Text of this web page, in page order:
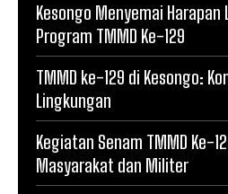
Kesongo Menyemai
Program TMMD Ke-129
TMMD ke-129 di Kesongo:
Lingkungan
Kegiatan Senam TMMD Ke-
Masyarakat dan Militer